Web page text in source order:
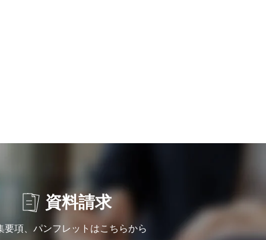
資料請求
要項、パンフレットはこちらから